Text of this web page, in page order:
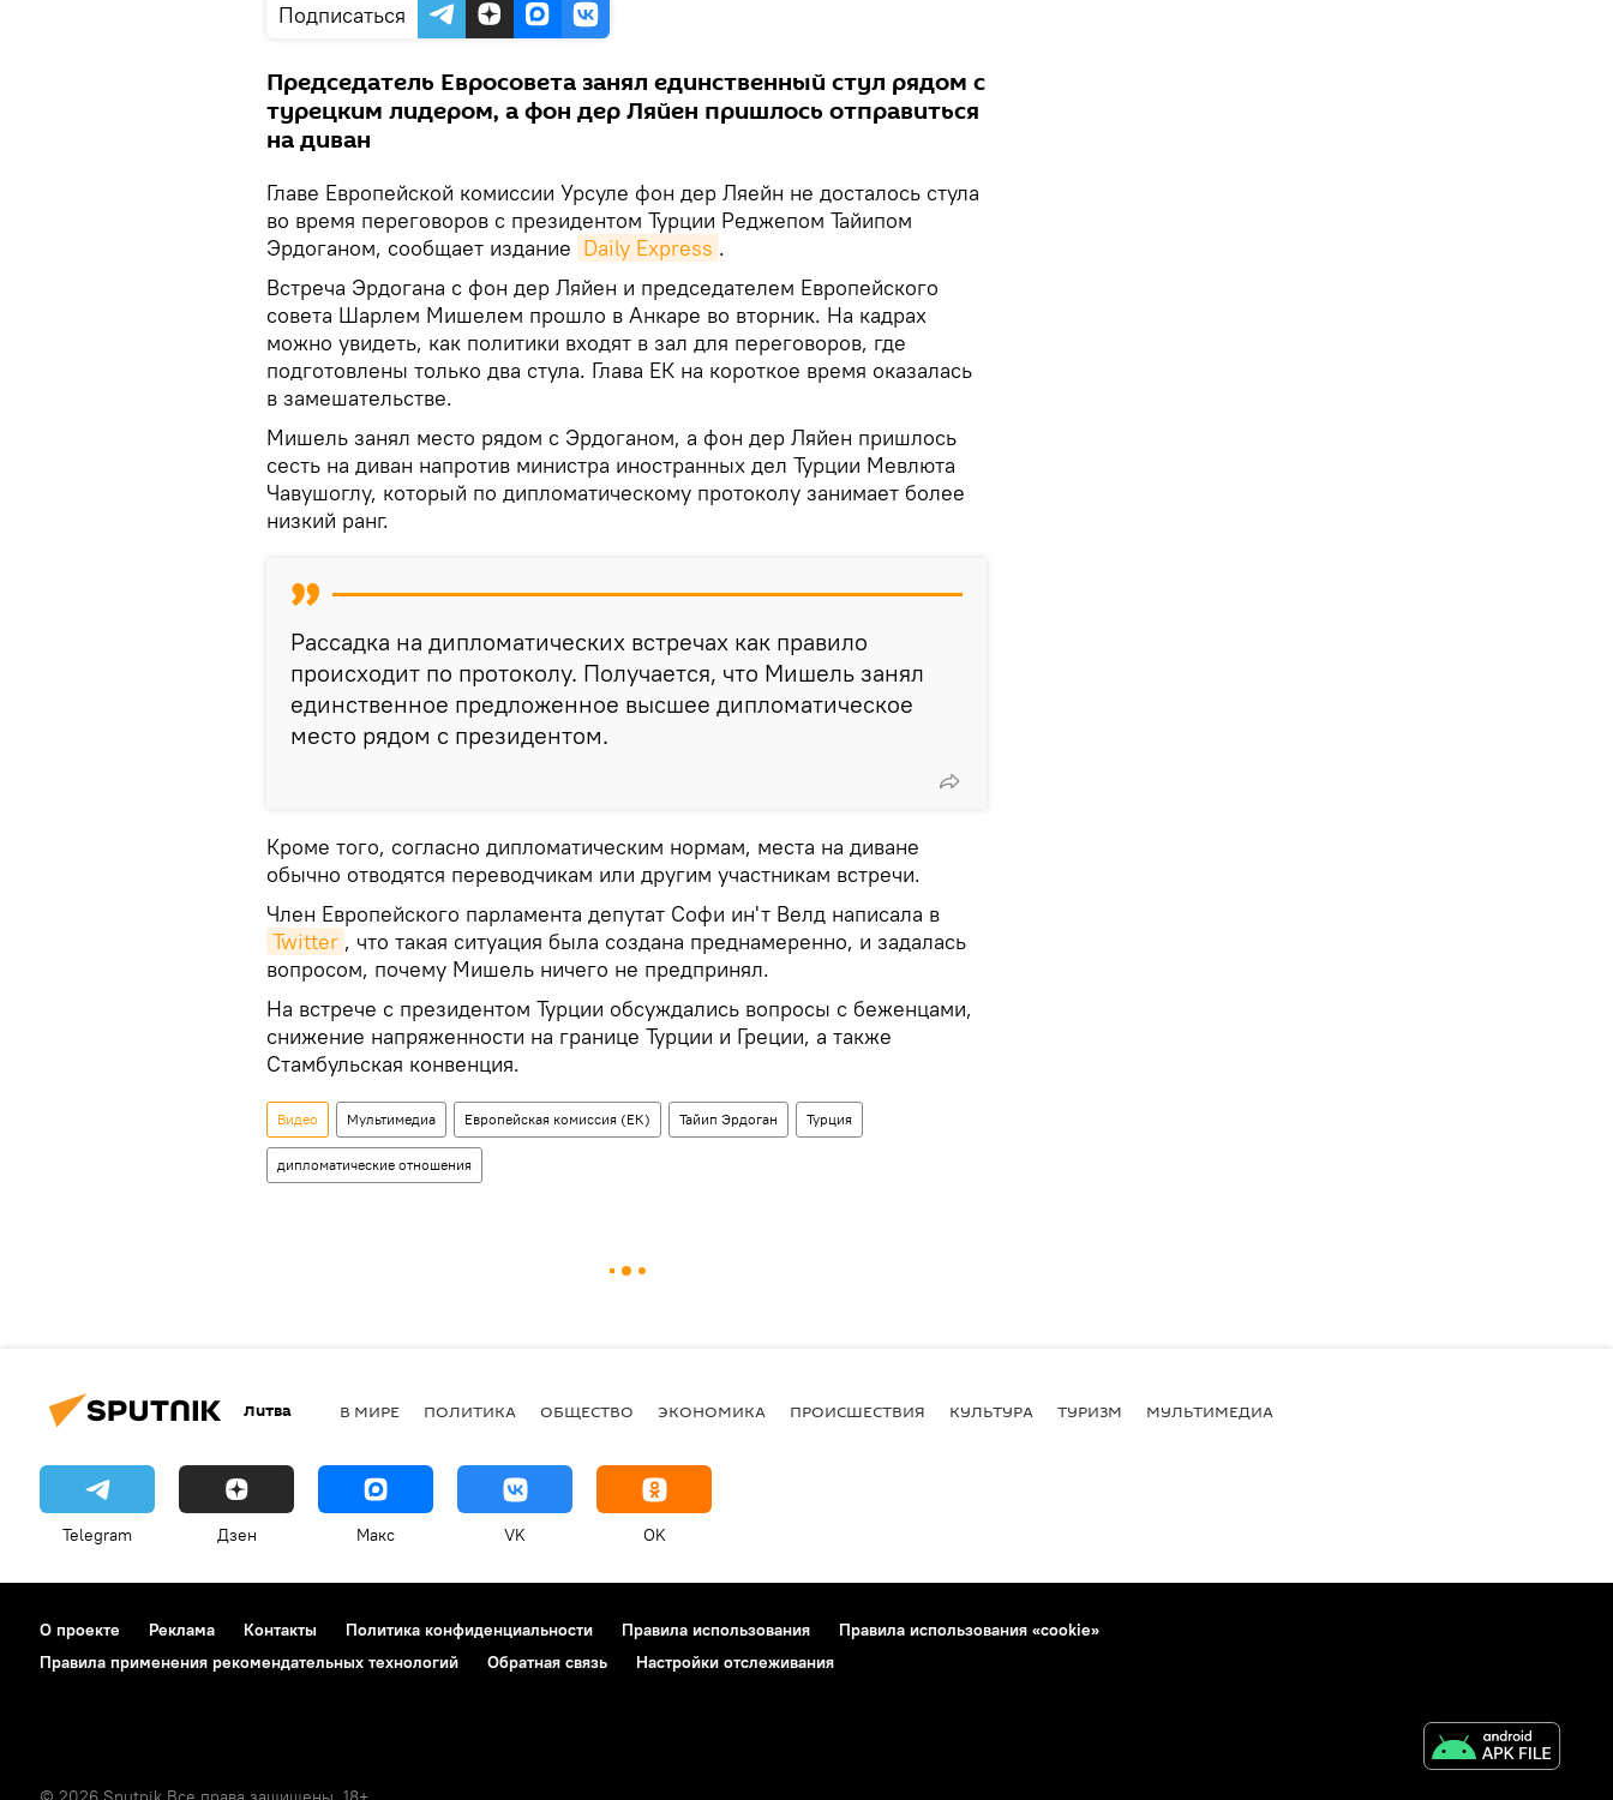
Подписаться
Председатель Евросовета занял единственный стул рядом с
турецким лидером, а фон дер Ляйен пришлось отправиться
на диван
Главе Европейской комиссии Урсуле фон дер Ляейн не досталось стула
во время переговоров с президентом Турции Реджепом Тайипом
Эрдоганом, сообщает издание Daily Express .
Встреча Эрдогана с фон дер Ляйен и председателем Европейского
совета Шарлем Мишелем прошло в Анкаре во вторник. На кадрах
можно увидеть, как политики входят в зал для переговоров, где
подготовлены только два стула. Глава ЕК на короткое время оказалась
в замешательстве.
Мишель занял место рядом с Эрдоганом, а фон дер Ляйен пришлось
сесть на диван напротив министра иностранных дел Турции Мевлюта
Чавушоглу, который по дипломатическому протоколу занимает более
низкий ранг.
Рассадка на дипломатических встречах как правило
происходит по протоколу. Получается, что Мишель занял
единственное предложенное высшее дипломатическое
место рядом с президентом.
Кроме того, согласно дипломатическим нормам, места на диване
обычно отводятся переводчикам или другим участникам встречи.
Член Европейского парламента депутат Софи ин'т Велд написала в
Twitter , что такая ситуация была создана преднамеренно, и задалась
вопросом, почему Мишель ничего не предпринял.
На встрече с президентом Турции обсуждались вопросы с беженцами,
снижение напряженности на границе Турции и Греции, а также
Стамбульская конвенция.
Видео Мультимедиа Европейская комиссия (ЕК) Тайип Эрдоган Турция
дипломатические отношения
Литва В МИРЕ ПОЛИТИКА ОБЩЕСТВО ЭКОНОМИКА ПРОИСШЕСТВИЯ КУЛЬТУРА ТУРИЗМ МУЛЬТИМЕДИА
Telegram Дзен Макс VK OK
О проекте Реклама Контакты Политика конфиденциальности Правила использования
Правила использования «cookie»
Правила применения рекомендательных технологий
Обратная связь Настройки отслеживания